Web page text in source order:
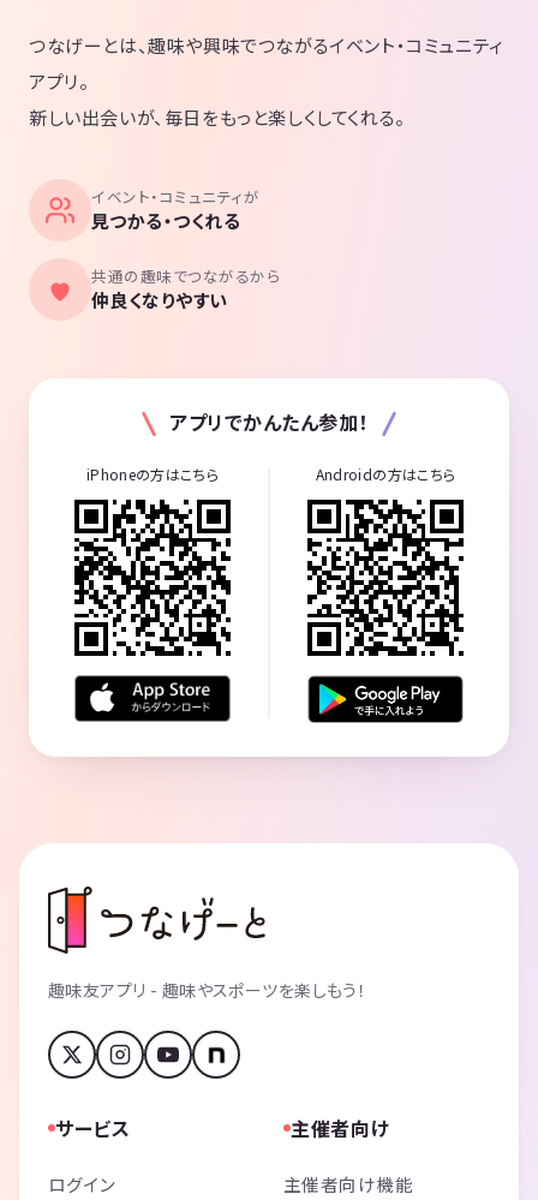
つなげーとは、趣味や興味でつながるイベント・コミュニティ
アプリ。
新しい出会いが、毎日をもっと楽しくしてくれる。
イベント・コミュニティが
見つかる・つくれる
共通の趣味でつながるから
仲良くなりやすい
アプリでかんたん参加！
iPhoneの方はこちら Androidの方はこちら
趣味友アプリ - 趣味やスポーツを楽しもう！
サービス
ログイン
主催者向け
主催者向け機能